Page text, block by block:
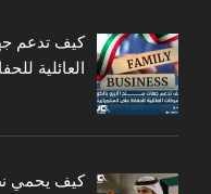
كيف تدعم
العائلية